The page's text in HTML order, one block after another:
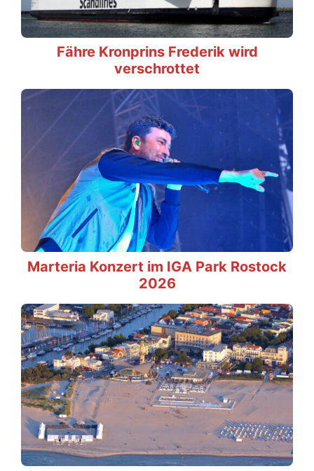
Fähre Kronprins Frederik wird
verschrottet
Marteria Konzert im IGA Park Rostock
2026